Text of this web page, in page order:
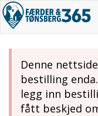
Gå
til
hovedinnhold
Denne
bestilling
legg inn
fått beskjed